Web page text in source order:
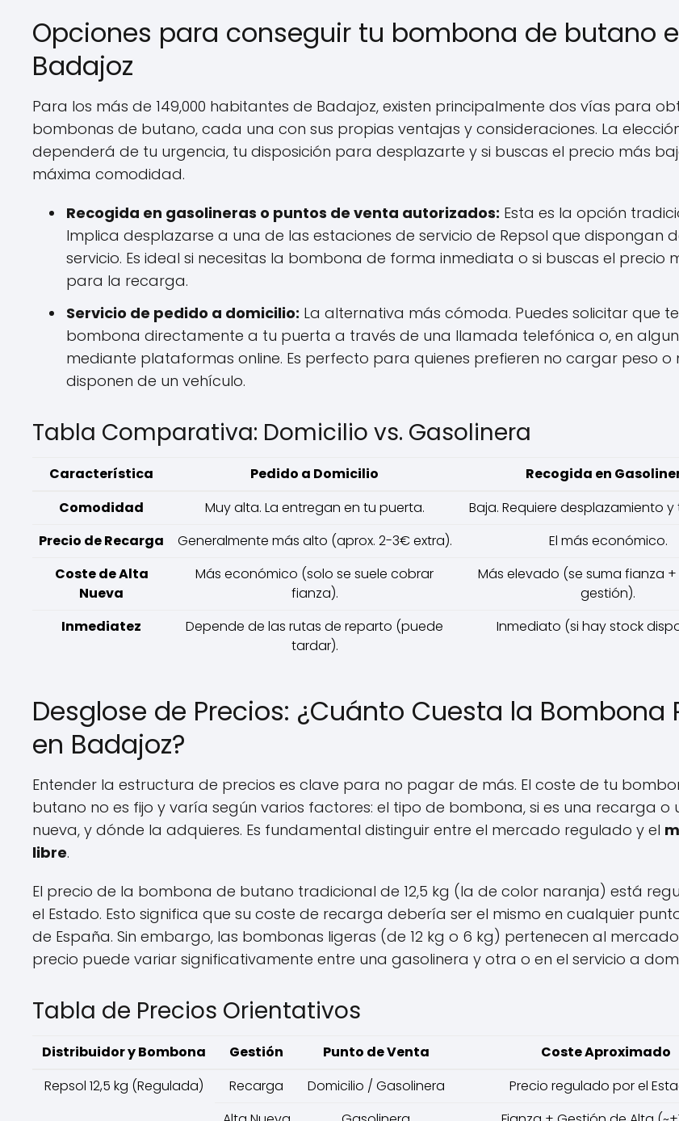
Opciones para conseguir tu bombona de butano
Badajoz
Para los más de 149,000 habitantes de Badajoz, existen principalmente dos vías para
bombonas de butano, cada una con sus propias ventajas y consideraciones. La
dependerá de tu urgencia, tu disposición para desplazarte y si buscas el precio más
máxima comodidad.
Recogida en gasolineras o puntos de venta autorizados: Esta es la opción
Implica desplazarse a una de las estaciones de servicio de Repsol que dispongan
servicio. Es ideal si necesitas la bombona de forma inmediata o si buscas el precio
para la recarga.
Servicio de pedido a domicilio: La alternativa más cómoda. Puedes solicitar que
bombona directamente a tu puerta a través de una llamada telefónica o, en
mediante plataformas online. Es perfecto para quienes prefieren no cargar peso o
disponen de un vehículo.
Tabla Comparativa: Domicilio vs. Gasolinera
Característica Pedido a Domicilio
Recogida en
Comodidad
Muy alta. La entregan en tu puerta.
Baja. Requiere desplazamiento
Precio de Recarga
Generalmente más alto (aprox. 2-3€ extra).
El más económico.
Coste de Alta
Nueva
Más económico (solo se suele cobrar
fianza).
Más elevado (se suma fianza
gestión).
Inmediatez
Depende de las rutas de reparto (puede
tardar).
Inmediato (si hay stock
Desglose de Precios: ¿Cuánto Cuesta la Bombona
en Badajoz?
Entender la estructura de precios es clave para no pagar de más. El coste de tu
butano no es fijo y varía según varios factores: el tipo de bombona, si es una recarga o
nueva, y dónde la adquieres. Es fundamental distinguir entre el mercado regulado y el
libre.
El precio de la bombona de butano tradicional de 12,5 kg (la de color naranja) está
el Estado. Esto significa que su coste de recarga debería ser el mismo en cualquier
de España. Sin embargo, las bombonas ligeras (de 12 kg o 6 kg) pertenecen al mercado
precio puede variar significativamente entre una gasolinera y otra o en el servicio a
Tabla de Precios Orientativos
Distribuidor y Bombona Gestión Punto de Venta
Coste Aproximado
Repsol 12,5 kg (Regulada)
Recarga Domicilio / Gasolinera
Precio regulado por el